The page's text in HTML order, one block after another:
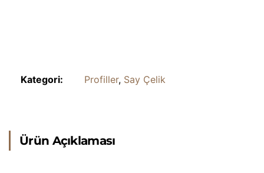
Kategori: Profiller, Say Çelik
Ürün Açıklaması